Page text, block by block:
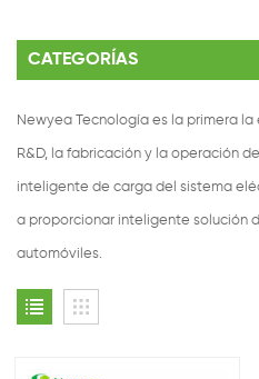
CATEGORÍAS
Newyea Tecnología es la primera
R&D, la fabricación y la operación
inteligente de carga del sistema
a proporcionar inteligente solución
automóviles.